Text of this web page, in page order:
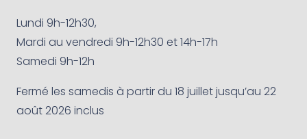
Lundi 9h-12h30,
Mardi au vendredi 9h-12h30 et 14h-17h
Samedi 9h-12h
Fermé les samedis à partir du 18 juillet jusqu’au 22
août 2026 inclus